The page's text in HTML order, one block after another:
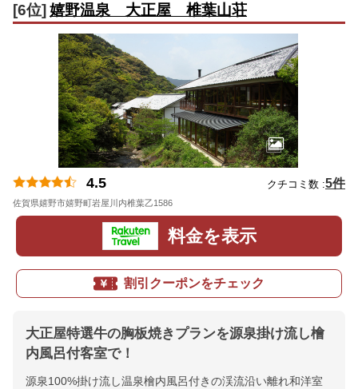
[6位]嬉野温泉 大正屋 椎葉山荘
4.5 クチコミ数 :5件
佐賀県嬉野市嬉野町岩屋川内椎葉乙1586
料金を表示
割引クーポンをチェック
大正屋特選牛の胸板焼きプランを源泉掛け流し檜
内風呂付客室で！
源泉100%掛け流し温泉檜内風呂付きの渓流沿い離れ和洋室